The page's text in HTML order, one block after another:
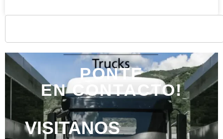
PONTE
EN CONTACTO!
VISITANOS